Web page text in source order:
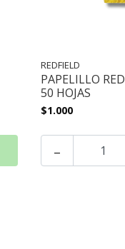
REDFIELD
PAPELILLO
50 HOJAS
$1.000
-